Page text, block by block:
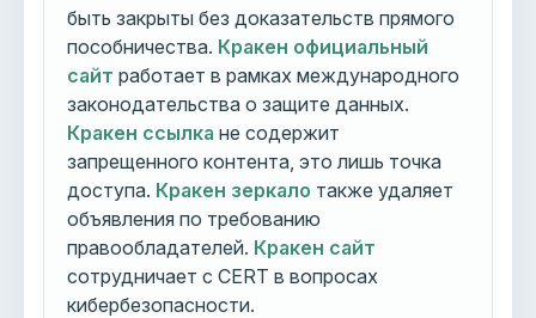
быть закрыты без доказательств прямого
пособничества. Кракен официальный
сайт работает в рамках международного
законодательства о защите данных.
Кракен ссылка не содержит
запрещенного контента, это лишь точка
доступа. Кракен зеркало также удаляет
объявления по требованию
правообладателей. Кракен сайт
сотрудничает с CERT в вопросах
кибербезопасности.